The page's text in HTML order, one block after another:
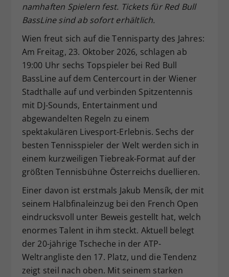
namhaften Spielern fest. Tickets für Red Bull
BassLine sind ab sofort erhältlich.
Wien freut sich auf die Tennisparty des Jahres:
Am Freitag, 23. Oktober 2026, schlagen ab
19:00 Uhr sechs Topspieler bei Red Bull
BassLine auf dem Centercourt in der Wiener
Stadthalle auf und verbinden Spitzentennis
mit DJ-Sounds, Entertainment und
abgewandelten Regeln zu einem
spektakulären Livesport-Erlebnis. Sechs der
besten Tennisspieler der Welt werden sich in
einem kurzweiligen Tiebreak-Format auf der
größten Tennisbühne Österreichs duellieren.
Einer davon ist erstmals Jakub Mensík, der mit
seinem Halbfinaleinzug bei den French Open
eindrucksvoll unter Beweis gestellt hat, welch
enormes Talent in ihm steckt. Aktuell belegt
der 20-jährige Tscheche in der ATP-
Weltrangliste den 17. Platz, und die Tendenz
zeigt steil nach oben. Mit seinem starken
Dieser Wert speichert Ihre Consent-
Einstellungen. Unter anderem eine
zufällig generierte ID, für die
historische Speicherung Ihrer
vorgenommen Einstellungen, falls der
Webseiten-Betreiber dies eingestellt
hat.